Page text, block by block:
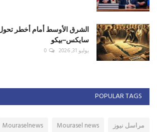
الشرق الأوسط أمام أخطر
سايكس–بيكو
يوليو 31, 2026 0
POPULAR TAGS
مراسل نيوز Mourasel news
Mouraselnews